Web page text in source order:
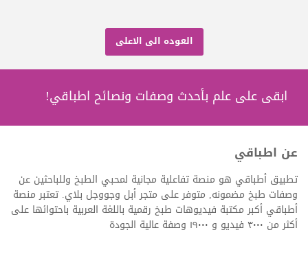
العوده الى الاعلى
ابقى على علم بأحدث وصفات ونصائح اطباقي!
عن اطباقي
تطبيق أطباقي هو منصة تفاعلية مجانية لمحبي الطبخ وللباحثين عن
وصفات طبخ مضمونه, متوفر على متجر أبل وجووجل بلاي. تعتبر منصة
أطباقي أكبر مكتبة فيديوهات طبخ رقمية باللغة العربية باحتوائها على
أكثر من ٣٠٠٠ فيديو و ١٩٠٠٠ وصفة عالية الجودة